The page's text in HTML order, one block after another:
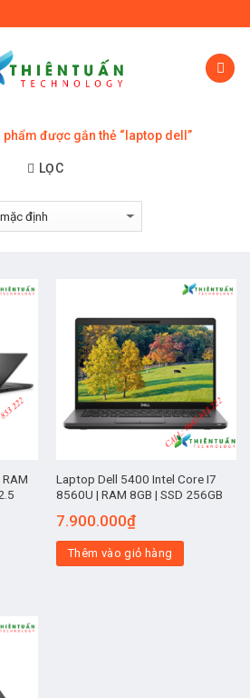
phẩm được gắn thẻ “laptop dell”
LỌC
Laptop Dell 5400 Intel Core I7
8560U | RAM 8GB | SSD 256GB
7.900.000₫
Thêm vào giỏ hàng